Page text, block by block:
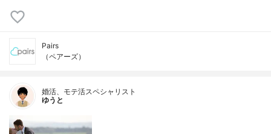
Pairs
（ペアーズ）
婚活、モテ活スペシャリスト
ゆうと